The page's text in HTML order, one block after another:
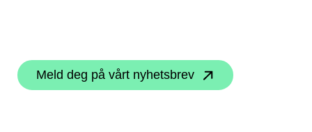
Meld deg på vårt nyhetsbrev